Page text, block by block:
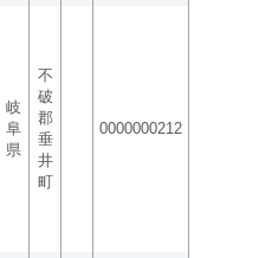
岐
阜
県
不
破
郡
垂
井
町
0000000212